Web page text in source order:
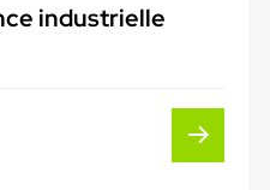
industrielle